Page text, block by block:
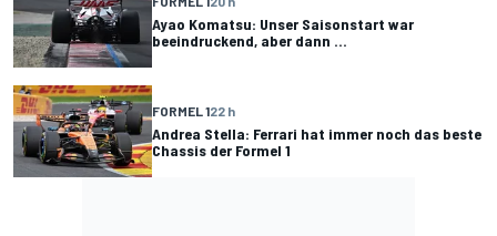
Ayao Komatsu: Unser Saisonstart war
beeindruckend, aber dann ...
FORMEL 122 h
Andrea Stella: Ferrari hat immer noch das beste
Chassis der Formel 1